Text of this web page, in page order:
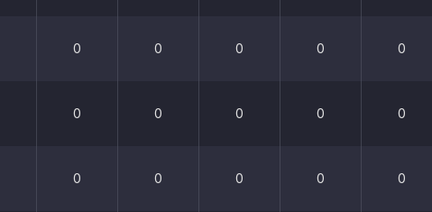
0 0 0 0 0
0 0 0 0 0
0 0 0 0 0